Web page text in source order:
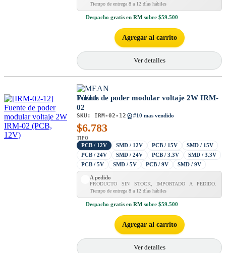
Tiempo de entrega 8 a 12 días hábiles
Despacho gratis en RM sobre $59.500
Agregar al carrito
Ver detalles
Fuente de poder modular voltaje 2W IRM-
02
SKU: IRM-02-12 #10 mas vendido
$6.783
TIPO
PCB / 12V SMD / 12V PCB / 15V
SMD / 15V
PCB / 24V
SMD / 24V PCB / 3.3V
SMD / 3.3V
PCB / 5V
SMD / 5V PCB / 9V SMD / 9V
A pedido
PRODUCTO SIN STOCK, IMPORTADO A PEDIDO.
Tiempo de entrega 8 a 12 días hábiles
Despacho gratis en RM sobre $59.500
Agregar al carrito
Ver detalles